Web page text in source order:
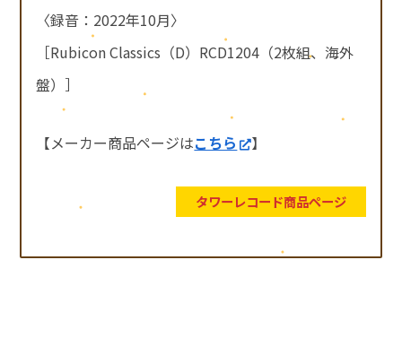
〈録音：2022年10月〉
［Rubicon Classics（D）RCD1204（2枚組、海外
盤）］
【メーカー商品ページはこちら 】
タワーレコード商品ページ